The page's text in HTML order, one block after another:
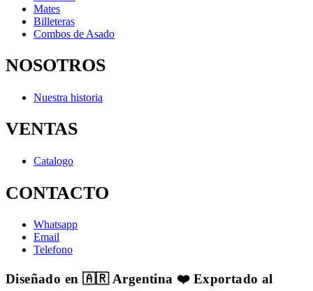
Mates
Billeteras
Combos de Asado
NOSOTROS
Nuestra historia
VENTAS
Catalogo
CONTACTO
Whatsapp
Email
Telefono
Diseñado en 🇦🇷 Argentina ❤️ Exportado al